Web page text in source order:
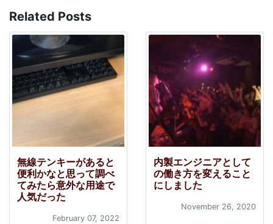
Related Posts
無線テンキーがあると
便利かなと思って調べ
てみたら意外な用途で
人気だった
February 07, 2022
内製エンジニアとして
の働き方を変えること
にしました
November 26, 2020